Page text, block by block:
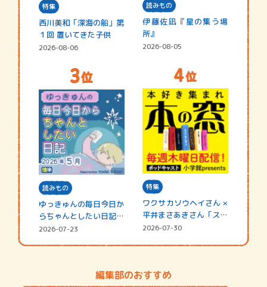
特集
西川美和「深海の船」第
１回 置いてきた子供
2026-08-06
読みもの
伊藤佐凪『星の集う場
所』
2026-08-05
読みもの
ゆっきゅんの毎日今日か
らちゃんとしたい日記
☆202…
2026-07-23
特集
ワクサカソウヘイさん ×
平井まさあきさん「スペ
シャ…
2026-07-30
編集部のおすすめ